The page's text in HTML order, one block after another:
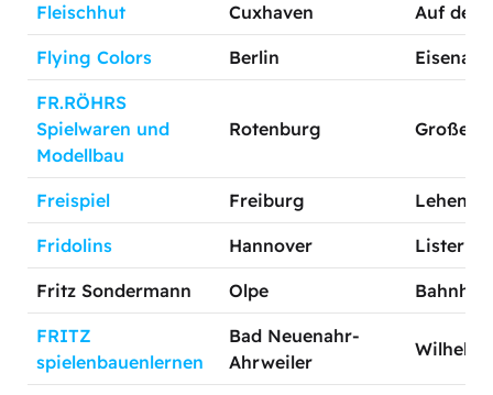
Fleischhut Cuxhaven Auf dem
Flying Colors Berlin
FR.RÖHRS
Spielwaren und
Modellbau
Rotenburg Große
Freispiel Freiburg Lehener
Fridolins Hannover Lister
Fritz Sondermann Olpe
FRITZ
spielenbauenlernen
Bad Neuenahr-
Ahrweiler